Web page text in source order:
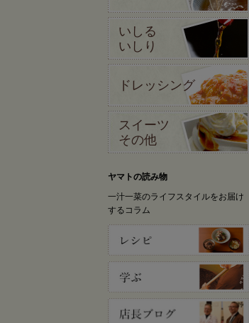
いしる
いしり
ドレッシング
スイーツ
その他
ヤマトの読み物
一汁一菜のライフスタイルをお届け
するコラム